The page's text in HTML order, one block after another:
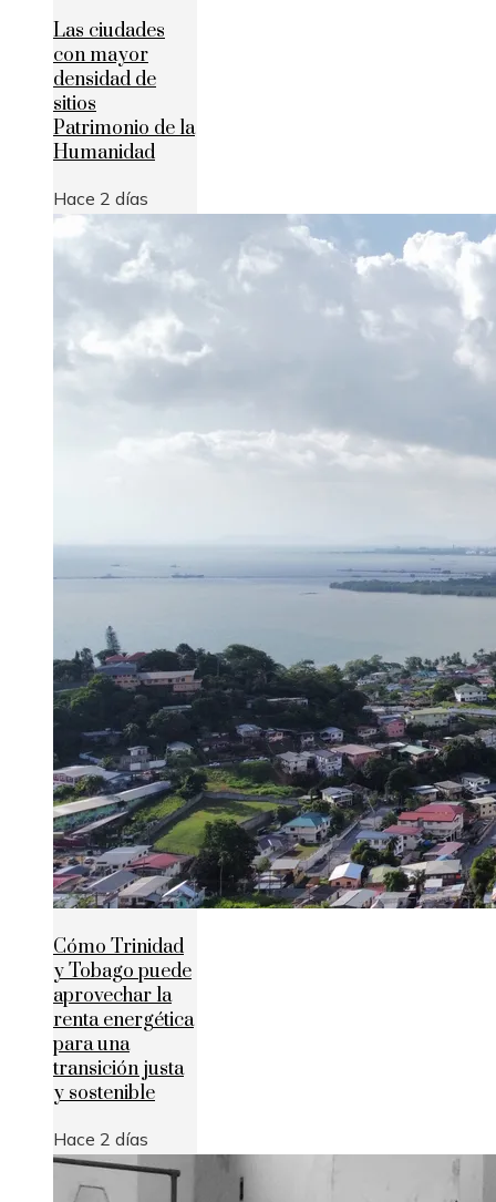
Las ciudades
con mayor
densidad de
sitios
Patrimonio de la
Humanidad
Hace 2 días
Cómo Trinidad
y Tobago puede
aprovechar la
renta energética
para una
transición justa
y sostenible
Hace 2 días